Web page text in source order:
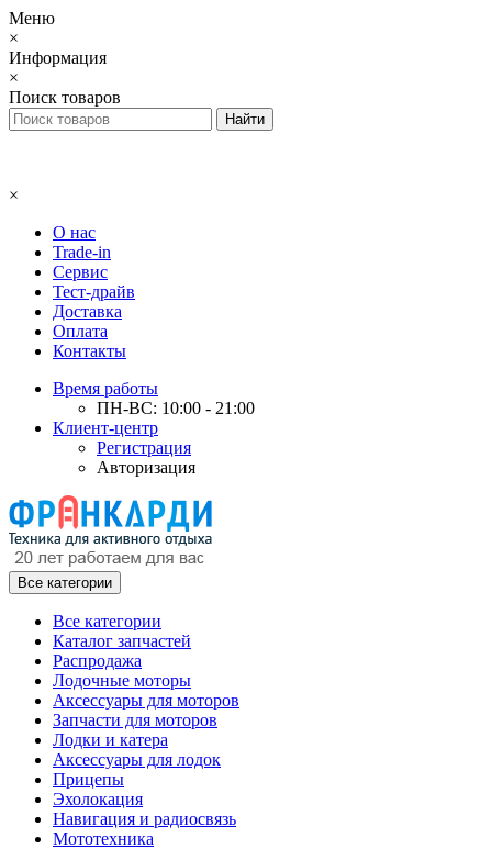
Меню
×
Информация
×
Поиск товаров
×
О нас
Trade-in
Сервис
Тест-драйв
Доставка
Оплата
Контакты
Время работы
ПН-ВС: 10:00 - 21:00
Клиент-центр
Регистрация
Авторизация
Все категории
Все категории
Каталог запчастей
Распродажа
Лодочные моторы
Аксессуары для моторов
Запчасти для моторов
Лодки и катера
Аксессуары для лодок
Прицепы
Эхолокация
Навигация и радиосвязь
Мототехника